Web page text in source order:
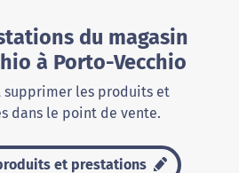
du magasin
à Porto-Vecchio
supprimer les produits et
dans le point de vente.
et prestations